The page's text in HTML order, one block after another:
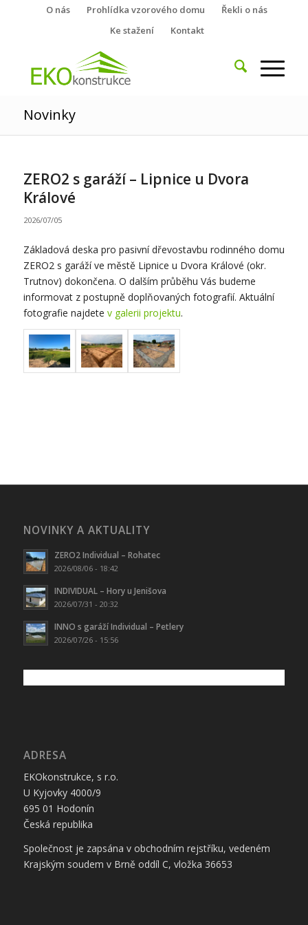
O nás Prohlídka vzorového domu
Řekli o nás
Ke stažení
Kontakt
Novinky
ZERO2 s garáží – Lipnice u Dvora
Králové
2026/07/05
Základová deska pro pasivní dřevostavbu rodinného domu
ZERO2 s garáží ve městě Lipnice u Dvora Králové (okr.
Trutnov) dokončena. O dalším průběhu Vás budeme
informovat z postupně doplňovaných fotografií. Aktuální
fotografie najdete v galerii projektu.
NOVINKY A AKTUALITY
ZERO2 Individual – Rohatec
2026/08/06 - 18:42
INDIVIDUAL – Hory u Jenišova
2026/07/31 - 20:32
INNO s garáží Individual – Petlery
2026/07/26 - 15:56
ADRESA
EKOkonstrukce, s r.o.
U Kyjovky 4000/9
695 01 Hodonín
Česká republika
Společnost je zapsána v obchodním rejstříku, vedeném
Krajským soudem v Brně oddíl C, vložka 36653